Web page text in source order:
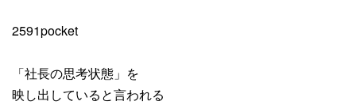
2591pocket
「社長の思考状態」を
映し出していると言われる